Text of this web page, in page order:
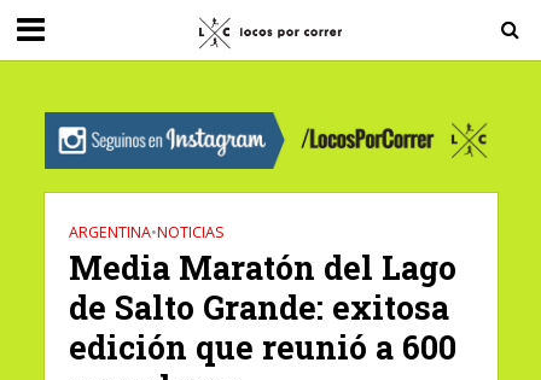
G-0X2PD3RFLV
ARGENTINA•NOTICIAS
Media Maratón del Lago
de Salto Grande: exitosa
edición que reunió a 600